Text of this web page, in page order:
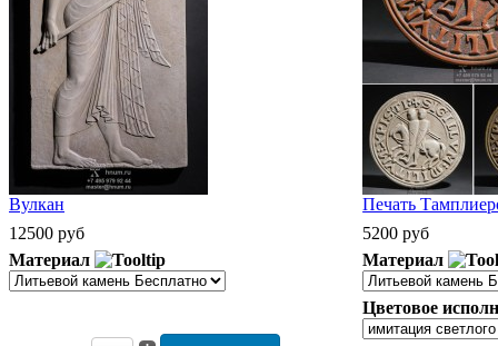
Вулкан
12500 руб
Материал
Печать
5200 руб
Материал
Цветовое